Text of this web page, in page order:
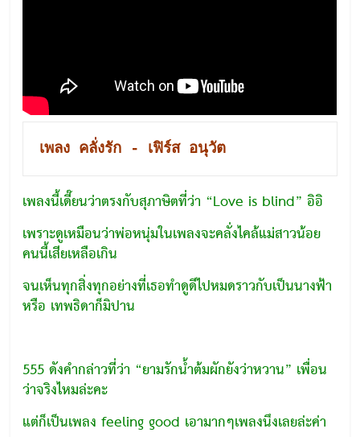
เพลงนี้เดี๊ยนว่าตรงกับสุภาษิตที่ว่า “Love is blind” อิอิ
เพราะดูเหมือนว่าพ่อหนุ่มในเพลงจะคลั่งไคล้แม่สาวน้อย
คนนี้เสียเหลือเกิน
จนเห็นทุกสิ่งทุกอย่างที่เธอทำดูดีไปหมดราวกับเป็นนางฟ้า
หรือ เทพธิดาก็มิปาน
555 ดังคำกล่าวที่ว่า “ยามรักน้ำต้มผักยังว่าหวาน” เพื่อน
ว่าจริงไหมล่ะคะ
แต่ก็เป็นเพลง feeling good เอามากๆเพลงนึงเลยล่ะค่า